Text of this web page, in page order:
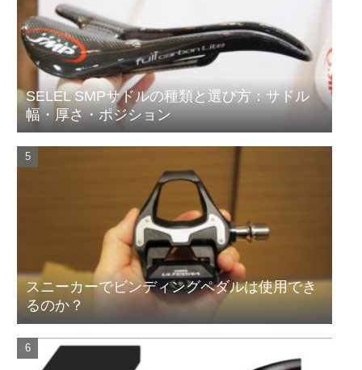
SELEL SMPサドルの種類と選び方：サドル
幅・厚さ・ポジション
スニーカーでビンディングペダルは使用でき
るのか？